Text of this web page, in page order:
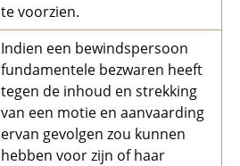
te voorzien.
Indien een bewindspersoon
fundamentele bezwaren heeft
tegen de inhoud en strekking
van een motie en aanvaarding
ervan gevolgen zou kunnen
hebben voor zijn of haar